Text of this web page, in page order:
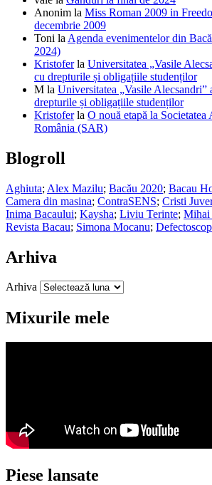
Anonim la Miss Roman 2009 in
decembrie 2009
Toni la Agenda evenimentelor din
2024)
Kristoferla Universitatea „Vasile
cu drepturile și obligațiile studenților
M la Universitatea „Vasile Alecsandri”
drepturile și obligațiile studenților
Kristoferla O nouă etapă la Societatea
România (SAR)
Blogroll
Aghiuta; Alex Mazilu; Bacău 2020; Bacau
Camera din masina; ContraSENS; Cristi
Inima Bacaului; Kaysha; Liviu Terinte; Mihai
Revista Bacau; Simona Mocanu;
Arhiva
Arhiva
Mixurile mele
Piese lansate